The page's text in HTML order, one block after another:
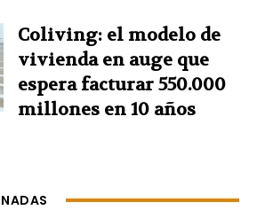
Coliving: el modelo de
vivienda en auge que
espera facturar 550.000
millones en 10 años